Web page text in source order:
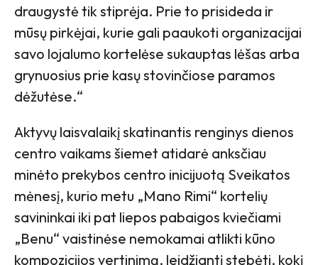
draugystė tik stiprėja. Prie to prisideda ir
mūsų pirkėjai, kurie gali paaukoti organizacijai
savo lojalumo kortelėse sukauptas lėšas arba
grynuosius prie kasų stovinčiose paramos
dėžutėse.“
Aktyvų laisvalaikį skatinantis renginys dienos
centro vaikams šiemet atidarė anksčiau
minėto prekybos centro inicijuotą Sveikatos
mėnesį, kurio metu „Mano Rimi“ kortelių
savininkai iki pat liepos pabaigos kviečiami
„Benu“ vaistinėse nemokamai atlikti kūno
kompozicijos vertinimą, leidžiantį stebėti, kokį